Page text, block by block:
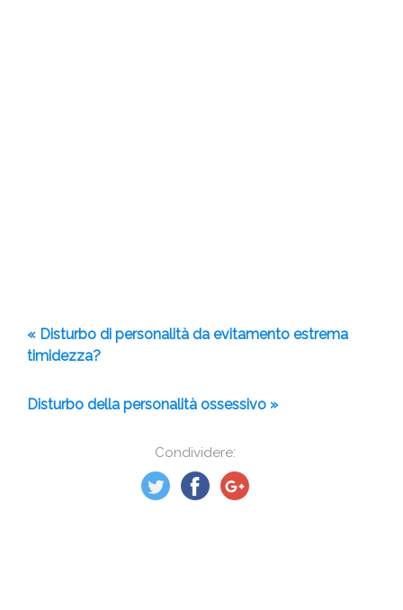
Condividere:
« Disturbo di personalità da evitamento estrema
timidezza?
Disturbo della personalità ossessivo »